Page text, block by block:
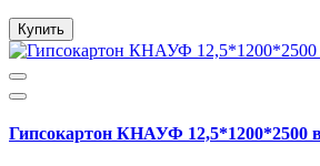
Купить
Гипсокартон КНАУФ 12,5*1200*2500